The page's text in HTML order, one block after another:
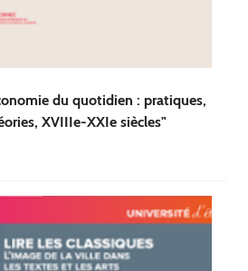
du quotidien : pratiques,
XVIIIe-XXIe siècles"